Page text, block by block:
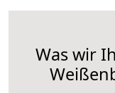
Was wir